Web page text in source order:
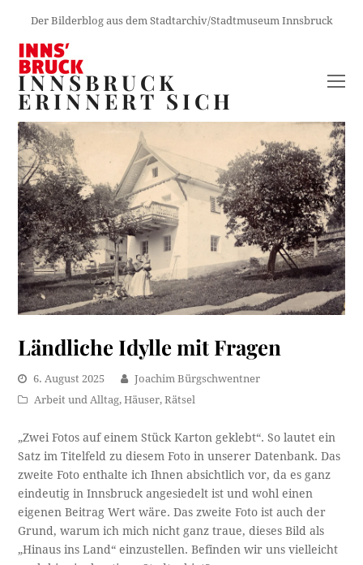
Der Bilderblog aus dem Stadtarchiv/Stadtmuseum Innsbruck
INNSBRUCK
ERINNERT SICH
Ländliche Idylle mit Fragen
6. August 2025
Joachim Bürgschwentner
Arbeit und Alltag,Häuser,Rätsel
„Zwei Fotos auf einem Stück Karton geklebt“. So lautet ein
Satz im Titelfeld zu diesem Foto in unserer Datenbank. Das
zweite Foto enthalte ich Ihnen absichtlich vor, da es ganz
eindeutig in Innsbruck angesiedelt ist und wohl einen
eigenen Beitrag Wert wäre. Das zweite Foto ist auch der
Grund, warum ich mich nicht ganz traue, dieses Bild als
„Hinaus ins Land“ einzustellen. Befinden wir uns vielleicht